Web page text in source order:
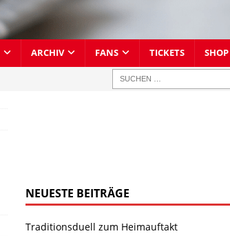
ARCHIV FANS TICKETS SHOP
NEUESTE BEITRÄGE
Traditionsduell zum Heimauftakt